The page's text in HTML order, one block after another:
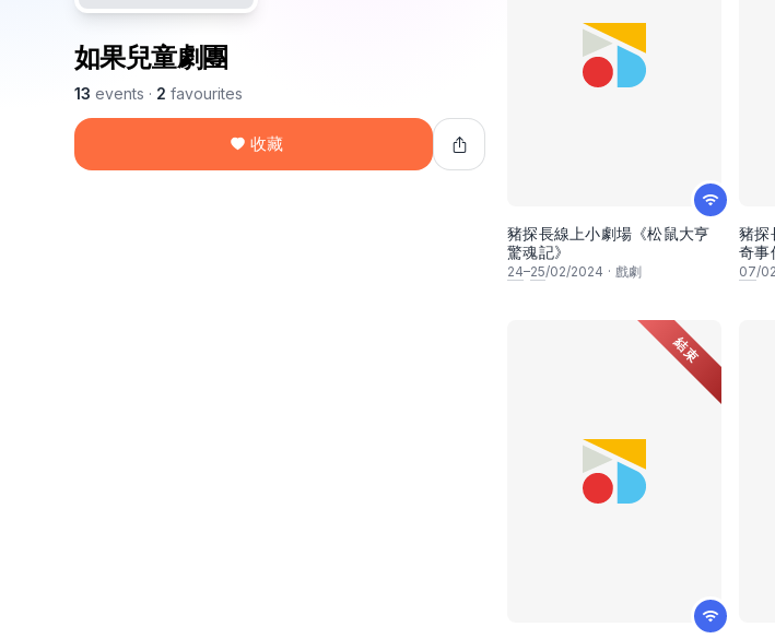
如果兒童劇團
13 events · 2 favourites
收藏
豬探長線上小劇場《松鼠大亨
驚魂記》
24–25/02/2024 · 戲劇
豬探
奇事
07/
結束